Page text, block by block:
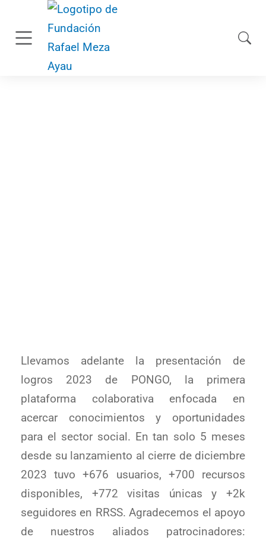
Llevamos adelante la presentación de
logros 2023 de PONGO, la primera
plataforma colaborativa enfocada en
acercar conocimientos y oportunidades
para el sector social. En tan solo 5 meses
desde su lanzamiento al cierre de diciembre
2023 tuvo +676 usuarios, +700 recursos
disponibles, +772 visitas únicas y +2k
seguidores en RRSS. Agradecemos el apoyo
de nuestros aliados patrocinadores: